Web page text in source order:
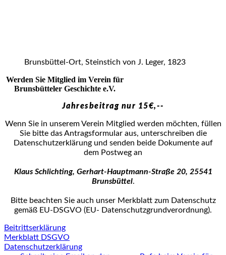
Brunsbüttel-Ort, Steinstich von J. Leger, 1823
Werden Sie Mitglied im Verein für
Brunsbütteler Geschichte e.V.
Jahresbeitrag nur 15€,--
Wenn Sie in unserem Verein Mitglied werden möchten, füllen
Sie bitte das Antrags­formular aus, unterschreiben die
Datenschutzerklärung und senden beide Dokumente auf
dem Postweg an
Klaus Schlichting, Gerhart-Hauptmann-Straße 20, 25541
Brunsbüttel.
Bitte beachten Sie auch unser Merkblatt zum Datenschutz
gemäß EU-DSGVO (EU- Datenschutz­grundverordnung).
Beitrittserklärung
Merkblatt DSGVO
Datenschutzerklärung